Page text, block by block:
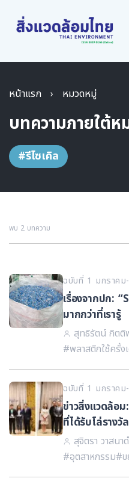
หน้าแรก › หมวดหมู่
บทความภายใต้ห
#รีไซเคิล
พบ 2 บทความ
ฉบับที่ 1 มกราค
เรื่องจากปก:
มากกว่าที่เรารู้
สุทธิรัตน์ กิตติ
#พลาสติกใช้ครั้ง
ฉบับที่ 1 มกราค
ข่าวสิ่งแวดล้อม
ที่ได้รับโล่รางวั
ภายใต้โครงกา
แยกและรีไซเ
สุจิตรา วาสนา
#อุตสาหกรรม#ข